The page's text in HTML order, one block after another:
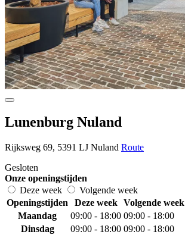
Lunenburg Nuland
Rijksweg 69, 5391 LJ Nuland Route
Gesloten
Onze openingstijden
Deze week
Volgende week
Openingstijden
Deze week
Volgende week
Maandag
09:00 - 18:00 09:00 - 18:00
Dinsdag
09:00 - 18:00 09:00 - 18:00